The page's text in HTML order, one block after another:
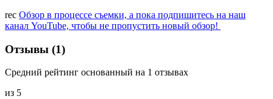
rec Обзор в процессе съемки, а пока подпишитесь на наш
канал YouTube, чтобы не пропустить новый обзор!
Отзывы (1)
Средний рейтинг основанный на 1 отзывах
из 5